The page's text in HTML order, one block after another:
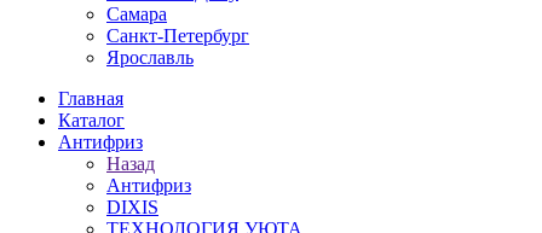
Самара
Санкт-Петербург
Ярославль
Главная
Каталог
Антифриз
Назад
Антифриз
DIXIS
ТЕХНОЛОГИЯ УЮТА